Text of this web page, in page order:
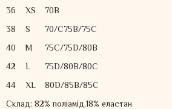
36
XS
70B
38
S
70/C75B/75C
40
M
75C/75D/80B
42
L
75D/80B/80C
44
XL
80D/85B/85C
Склад: 82% поліамід,18% еластан